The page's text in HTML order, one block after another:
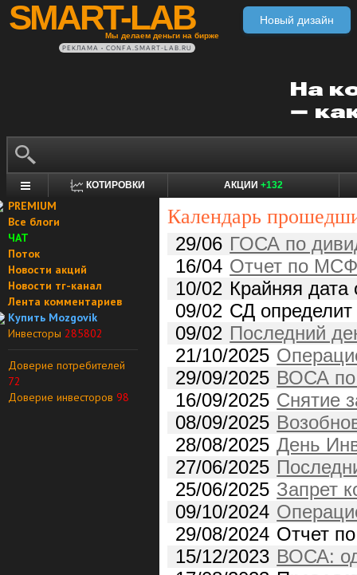
SMART-LAB
Мы делаем деньги на бирже
Новый дизайн
РЕКЛАМА • CONFA.SMART-LAB.RU
КОТИРОВКИ АКЦИИ +132
PREMIUM
Все блоги
ЧАТ
Поток
Новости акций
Новости тг-канал
Лента комментариев
Купить Mozgovik
Инвесторы 285802
Доверие потребителей
72
Доверие инвесторов 98
Календарь
29/06 ГОСА по
16/04 Отчет по
10/02 Крайняя дата
09/02 СД
09/02 Последний день
21/10/2025
29/09/2025 ВОСА по
16/09/2025 Снятие
08/09/2025
28/08/2025 День
27/06/2025
25/06/2025 Запрет
09/10/2024
29/08/2024 Отчет
15/12/2023 ВОСА: